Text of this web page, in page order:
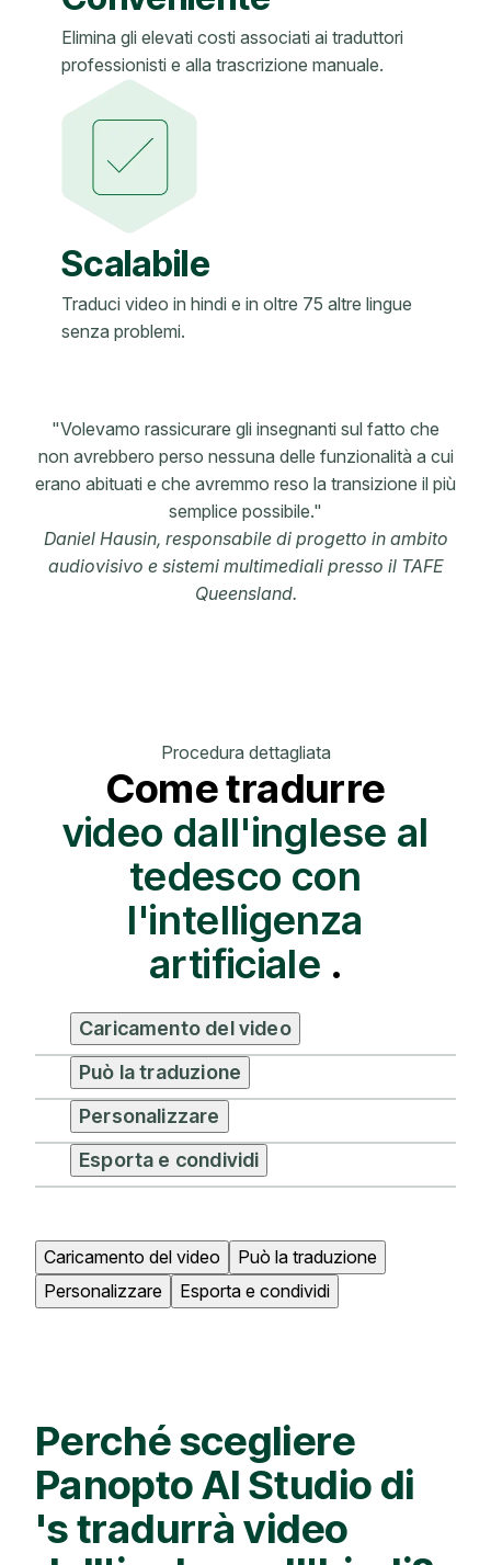
Elimina gli elevati costi associati ai traduttori
professionisti e alla trascrizione manuale.
Scalabile
Traduci video in hindi e in oltre 75 altre lingue
senza problemi.
"Volevamo rassicurare gli insegnanti sul fatto che
non avrebbero perso nessuna delle funzionalità a cui
erano abituati e che avremmo reso la transizione il più
semplice possibile."
Daniel Hausin, responsabile di progetto in ambito
audiovisivo e sistemi multimediali presso il TAFE
Queensland.
Procedura dettagliata
Come tradurre
video dall'inglese al
tedesco con
l'intelligenza
artificiale .
Caricamento del video
Può la traduzione
Personalizzare
Esporta e condividi
Caricamento del video
Può la traduzione
Personalizzare
Esporta e condividi
Perché scegliere
Panopto AI Studio di
's tradurrà video